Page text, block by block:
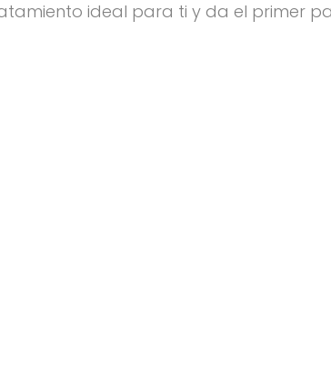
ideal para ti y da el primer